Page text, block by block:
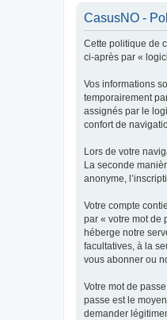
CasusNO -
Cette politique de
ci-après par «
Vos informations
temporairement
assignés par le
confort de
Lors de votre
La seconde
anonyme,
Votre compte
par « votre mot de
héberge notre
facultatives, à la
vous abonner ou
Votre mot de
passe est le
demander